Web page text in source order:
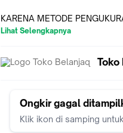
KARENA METODE
UKURAN 2-4 CM NORMAL ~
GAYA YANG SAMA , UKURAN
Warna sesuai foto ,
80%-90%
Lihat Selengkapnya
Toko
Ongkir gagal
Klik ikon di samping